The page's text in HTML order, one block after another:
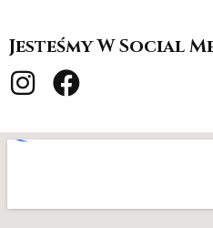
Jesteśmy W Social